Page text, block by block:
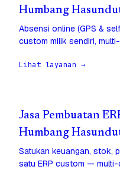
Humbang
Absensi online (GPS &
custom milik sendiri,
Lihat layanan →
Jasa Pembuatan
Humbang
Satukan keuangan, stok,
satu ERP custom — multi-